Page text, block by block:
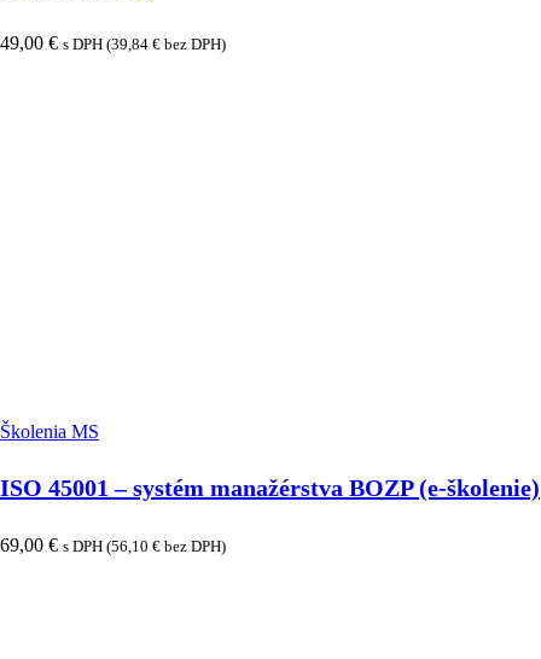
49,00 € s DPH (39,84 € bez DPH)
Školenia MS
ISO 45001 – systém manažérstva BOZP (e-školenie)
69,00 € s DPH (56,10 € bez DPH)